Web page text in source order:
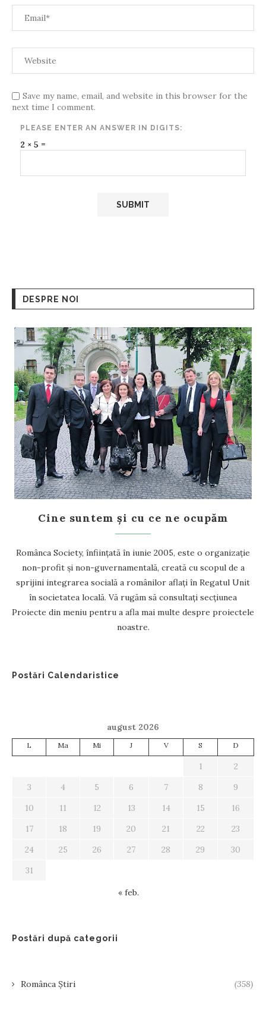
Save my name, email, and website in this browser for the
next time I comment.
PLEASE ENTER AN ANSWER IN DIGITS:
2 × 5 =
DESPRE NOI
Cine suntem și cu ce ne ocupăm
Românca Society, înființată în iunie 2005, este o organizație
non-profit și non-guvernamentală, creată cu scopul de a
sprijini integrarea socială a românilor aflați în Regatul Unit
în societatea locală. Vă rugăm să consultați secțiunea
Proiecte din meniu pentru a afla mai multe despre proiectele
noastre.
Postări Calendaristice
august 2026
L Ma Mi J V S D
1
2
3
4 5 6 7 8
9
10
11 12 13 14 15
16
17
18 19 20 21 22
23
24
25 26 27 28 29
30
31
« feb.
Postări după categorii
Românca Știri (358)